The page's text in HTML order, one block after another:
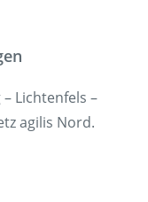
Lichtenfels –
agilis Nord.